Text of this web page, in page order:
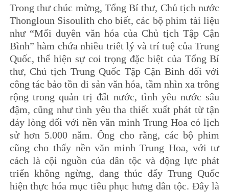
Trong thư chúc mừng, Tổng Bí thư, Chủ tịch nước
Thongloun Sisoulith cho biết, các bộ phim tài liệu
như “Mối duyên văn hóa của Chủ tịch Tập Cận
Bình” hàm chứa nhiều triết lý và trí tuệ của Trung
Quốc, thể hiện sự coi trọng đặc biệt của Tổng Bí
thư, Chủ tịch Trung Quốc Tập Cận Bình đối với
công tác bảo tồn di sản văn hóa, tầm nhìn xa trông
rộng trong quản trị đất nước, tình yêu nước sâu
đậm, cũng như tình yêu tha thiết xuất phát từ tận
đáy lòng đối với nền văn minh Trung Hoa có lịch
sử hơn 5.000 năm. Ông cho rằng, các bộ phim
cũng cho thấy nền văn minh Trung Hoa, với tư
cách là cội nguồn của dân tộc và động lực phát
triển không ngừng, đang thúc đẩy Trung Quốc
hiện thực hóa mục tiêu phục hưng dân tộc. Đây là